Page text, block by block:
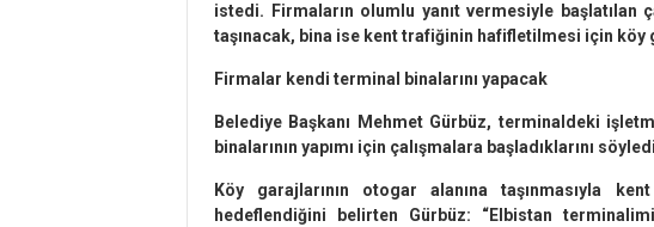
istedi. Firmaların olumlu yanıt vermesiyle
taşınacak, bina ise kent trafiğinin hafifletilmesi için köy
Firmalar kendi terminal binalarını yapacak
Belediye Başkanı Mehmet Gürbüz, terminaldeki
binalarının yapımı için çalışmalara başladıklarını
Köy garajlarının otogar alanına taşınmasıyla
hedeflendiğini belirten Gürbüz: “Elbistan